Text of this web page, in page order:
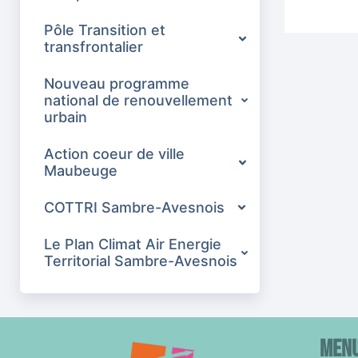
Pôle Transition et
transfrontalier
Nouveau programme
national de renouvellement
urbain
Action coeur de ville
Maubeuge
COTTRI Sambre-Avesnois
Le Plan Climat Air Energie
Territorial Sambre-Avesnois